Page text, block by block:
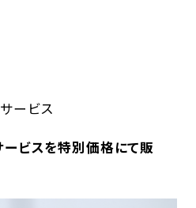
ービス
ビスを特別価格にて販